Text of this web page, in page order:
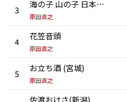
3 海の子 山の子 日本の子
原田直之
4 花笠音頭
原田直之
5 お立ち酒 (宮城)
原田直之
佐渡おけさ(新潟)